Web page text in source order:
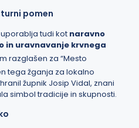
pomen
tudi kot naravno
in uravnavanje krvnega
razglašen za “Mesto
tega žganja za lokalno
župnik Josip Vidal, znani
simbol tradicije in skupnosti.